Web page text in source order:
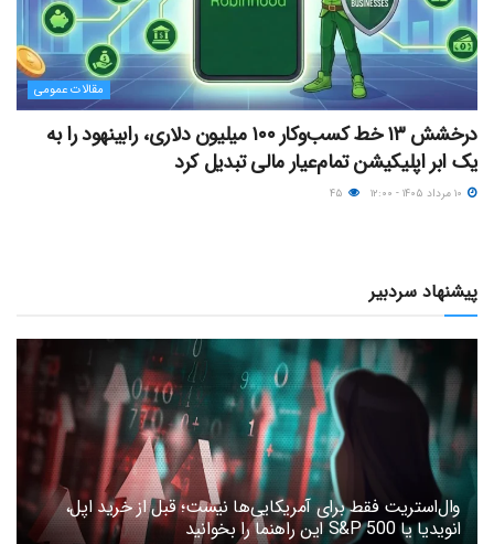
مقالات عمومی
درخشش ۱۳ خط کسب‌وکار ۱۰۰ میلیون دلاری، رابینهود را به
یک ابر اپلیکیشن تمام‌عیار مالی تبدیل کرد
پیشنهاد سردبیر
وال‌استریت فقط برای آمریکایی‌ها نیست؛ قبل از خرید اپل،
انویدیا یا S&P 500 این راهنما را بخوانید